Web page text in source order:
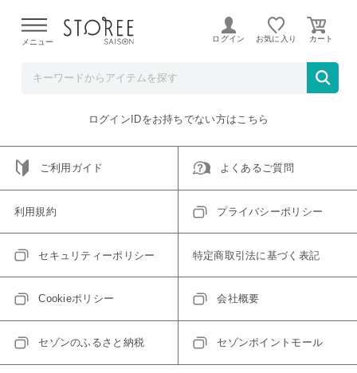
よる配送遅延が発生しております。
メニュー ログイン お気に入り
ご指定のアイテムは取り扱い終了、またはただいま取り扱い
トップへ戻る
ログインIDをお持ちでない方はこちら
ご利用ガイド よくあるご質問
利用規約 プライバシーポリシー
セキュリティーポリシー 特定商取引法に基づく表記
Cookieポリシー 会社概要
セゾンのふるさと納税 セゾンポイントモール